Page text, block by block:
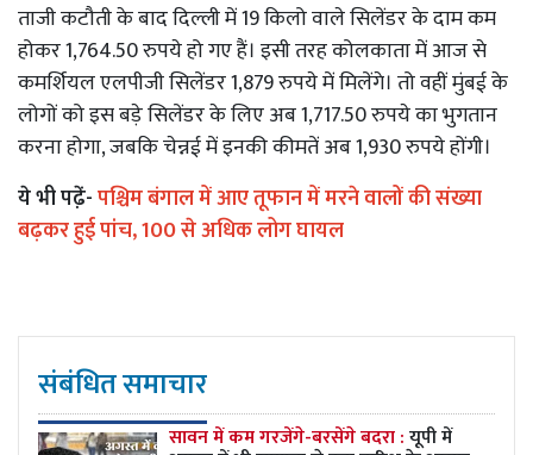
ताजी कटौती के बाद दिल्ली में 19 किलो वाले सिलेंडर के दाम कम
होकर 1,764.50 रुपये हो गए हैं। इसी तरह कोलकाता में आज से
कमर्शियल एलपीजी सिलेंडर 1,879 रुपये में मिलेंगे। तो वहीं मुंबई के
लोगों को इस बड़े सिलेंडर के लिए अब 1,717.50 रुपये का भुगतान
करना होगा, जबकि चेन्नई में इनकी कीमतें अब 1,930 रुपये होंगी।
ये भी पढे़ं-पश्चिम बंगाल में आए तूफान में मरने वालों की संख्या
बढ़कर हुई पांच, 100 से अधिक लोग घायल
संबंधित समाचार
सावन में कम गरजेंगे-बरसेंगे बदरा :यूपी में